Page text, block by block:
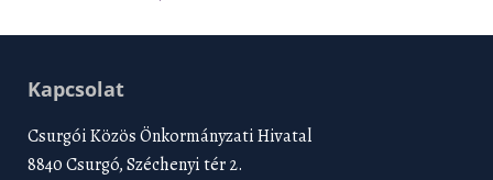
Kapcsolat
Csurgói Közös Önkormányzati Hivatal
8840 Csurgó, Széchenyi tér 2.